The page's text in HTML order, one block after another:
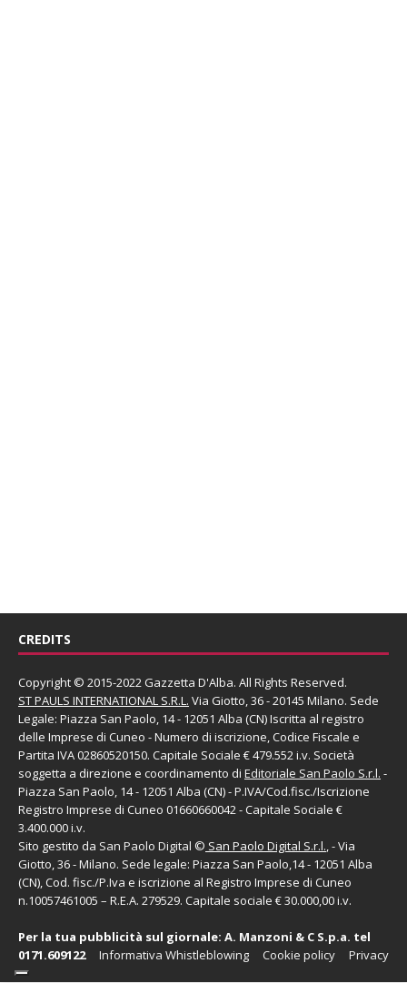
CREDITS
Copyright © 2015-2022 Gazzetta D'Alba. All Rights Reserved.
ST PAULS INTERNATIONAL S.R.L. Via Giotto, 36 - 20145 Milano. Sede
Legale: Piazza San Paolo, 14 - 12051 Alba (CN) Iscritta al registro
delle Imprese di Cuneo - Numero di iscrizione, Codice Fiscale e
Partita IVA 02860520150. Capitale Sociale € 479.552 i.v. Società
soggetta a direzione e coordinamento di Editoriale San Paolo S.r.l. -
Piazza San Paolo, 14 - 12051 Alba (CN) - P.IVA/Cod.fisc./Iscrizione
Registro Imprese di Cuneo 01660660042 - Capitale Sociale €
3.400.000 i.v.
Sito gestito da San Paolo Digital © San Paolo Digital S.r.l., - Via
Giotto, 36 - Milano. Sede legale: Piazza San Paolo,14 - 12051 Alba
(CN), Cod. fisc./P.Iva e iscrizione al Registro Imprese di Cuneo
n.10057461005 – R.E.A. 279529. Capitale sociale € 30.000,00 i.v.
Per la tua pubblicità sul giornale: A. Manzoni & C S.p.a. tel
0171.609122
Privacy
Cookie policy
Informativa Whistleblowing